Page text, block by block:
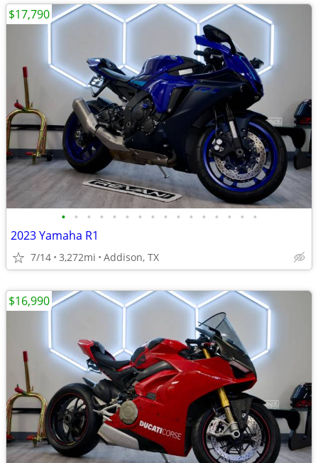
• • • • • • • • • • • • • • • •
2023 Yamaha R1
7/14 3,272mi Addison, TX
$17,790
$16,990